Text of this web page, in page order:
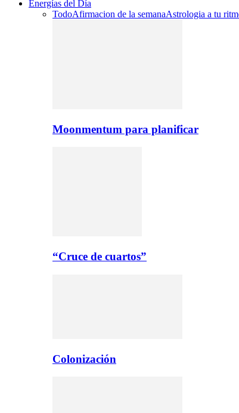
Energías del Día
TodoAfirmacion de la semanaAstrologia a tu
Moonmentum para planificar
“Cruce de cuartos”
Colonización